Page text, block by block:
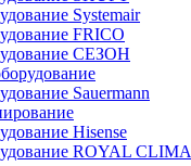
Systemair
FRICO
СЕЗОН
Sauermann
Hisense
ROYAL CLIMA